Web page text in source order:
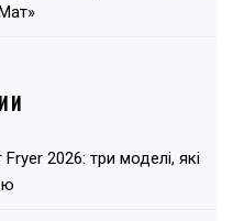
2026: три моделі, які